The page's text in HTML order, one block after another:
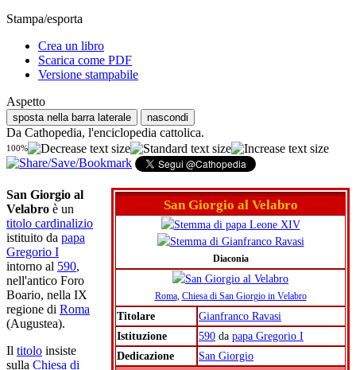
Stampa/esporta
Crea un libro
Scarica come PDF
Versione stampabile
Aspetto
sposta nella barra laterale nascondi
Da Cathopedia, l'enciclopedia cattolica.
100%
San Giorgio al Velabro
Diaconia
Roma, Chiesa di San Giorgio in Velabro
Titolare
Gianfranco Ravasi
Istituzione
590 da papa Gregorio I
Dedicazione
San Giorgio
San Giorgio al
Velabro è un
titolo cardinalizio
istituito da papa
Gregorio I
intorno al 590,
nell'antico Foro
Boario, nella IX
regione di Roma
(Augustea).
Il titolo insiste
sulla Chiesa di